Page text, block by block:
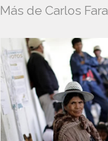
Más de Carlos Fara